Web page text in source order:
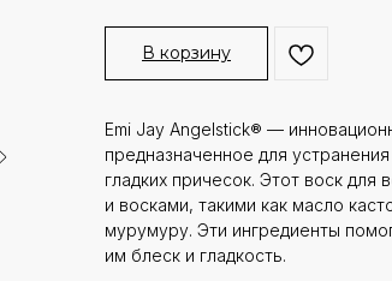
В корзину
Emi Jay Angelstick® —
предназначенное для
гладких причесок. Этот воск
и восками, такими как масло
мурумуру. Эти ингредиенты
им блеск и гладкость.